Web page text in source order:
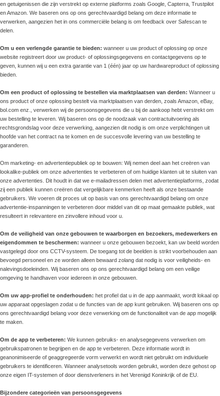
en getuigenissen die zijn verstrekt op externe platforms zoals Google, Capterra, Trustpilot
en Amazon. We baseren ons op ons gerechtvaardigd belang om deze informatie te
verwerken, aangezien het in ons commerciële belang is om feedback over Safescan te
delen.
Om u een verlengde garantie te bieden: wanneer u uw product of oplossing op onze
website registreert door uw product- of oplossingsgegevens en contactgegevens op te
geven, kunnen wij u een extra garantie van 1 (één) jaar op uw hardwareproduct of oplossing
bieden.
Om een product of oplossing te bestellen via marktplaatsen van derden: Wanneer u
ons product of onze oplossing bestelt via marktplaatsen van derden, zoals Amazon, eBay,
bol.com enz., verwerken wij de persoonsgegevens die u bij de aankoop hebt verstrekt om
uw bestelling te leveren. Wij baseren ons op de noodzaak van contractuitvoering als
rechtsgrondslag voor deze verwerking, aangezien dit nodig is om onze verplichtingen uit
hoofde van het contract na te komen en de succesvolle levering van uw bestelling te
garanderen.
Om marketing- en advertentiepubliek op te bouwen: Wij nemen deel aan het creëren van
lookalike-publiek om onze advertenties te verbeteren of om huidige klanten uit te sluiten van
onze advertenties. Dit houdt in dat we e-mailadressen delen met advertentieplatforms, zodat
zij een publiek kunnen creëren dat vergelijkbare kenmerken heeft als onze bestaande
gebruikers. We voeren dit proces uit op basis van ons gerechtvaardigd belang om onze
advertentie-inspanningen te verbeteren door middel van dit op maat gemaakte publiek, wat
resulteert in relevantere en zinvollere inhoud voor u.
Om de veiligheid van onze gebouwen te waarborgen en bezoekers, medewerkers en
eigendommen te beschermen: wanneer u onze gebouwen bezoekt, kan uw beeld worden
vastgelegd door ons CCTV-systeem. De toegang tot de beelden is strikt voorbehouden aan
bevoegd personeel en ze worden alleen bewaard zolang dat nodig is voor veiligheids- en
nalevingsdoeleinden. Wij baseren ons op ons gerechtvaardigd belang om een veilige
omgeving te handhaven voor iedereen in onze gebouwen.
Om uw app-profiel te onderhouden: het profiel dat u in de app aanmaakt, wordt lokaal op
uw apparaat opgeslagen zodat u de functies van de app kunt gebruiken. Wij baseren ons op
ons gerechtvaardigd belang voor deze verwerking om de functionaliteit van de app mogelijk
te maken.
Om de app te verbeteren: We kunnen gebruiks- en analysegegevens verwerken om
gebruikspatronen te begrijpen en de app te verbeteren. Deze informatie wordt in
geanonimiseerde of geaggregeerde vorm verwerkt en wordt niet gebruikt om individuele
gebruikers te identificeren. Wanneer analysetools worden gebruikt, worden deze gehost op
onze eigen IT-systemen of door dienstverleners in het Verenigd Koninkrijk of de EU.
Bijzondere categorieën van persoonsgegevens